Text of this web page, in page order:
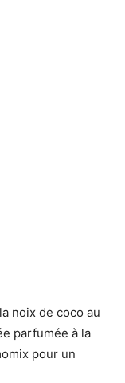
noix de coco au
parfumée à la
pour un